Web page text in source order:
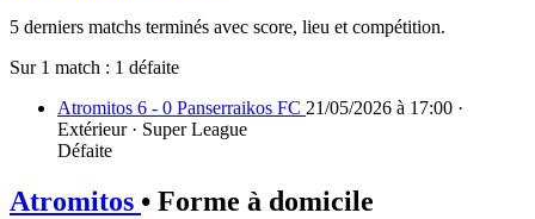
5 derniers matchs terminés avec score, lieu et compétition.
Sur 1 match : 1 défaite
Atromitos 6 - 0 Panserraikos FC 21/05/2026 à 17:00 ·
Extérieur · Super League
Défaite
Atromitos • Forme à domicile